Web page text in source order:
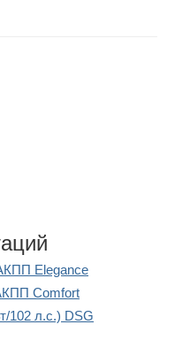
Elegance
Comfort
102 л.с.) DSG